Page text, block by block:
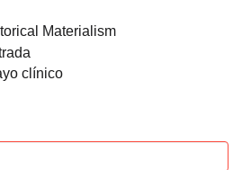
Materialism
clínico